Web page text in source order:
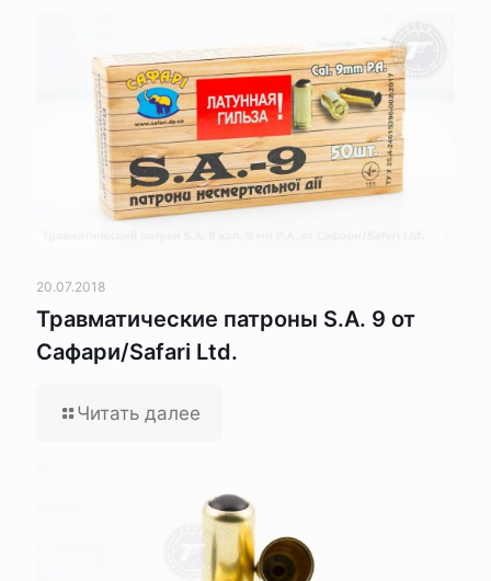
20.07.2018
Травматические патроны S.A. 9 от
Сафари/Safari Ltd.
Читать далее